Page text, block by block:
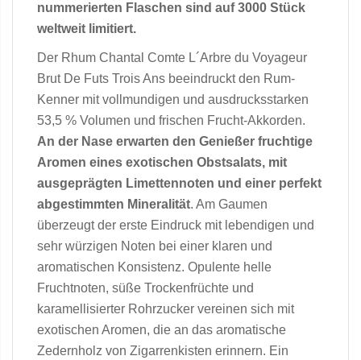
nummerierten Flaschen sind auf 3000 Stück
weltweit limitiert.
Der Rhum Chantal Comte L´Arbre du Voyageur
Brut De Futs Trois Ans beeindruckt den Rum-
Kenner mit vollmundigen und ausdrucksstarken
53,5 % Volumen und frischen Frucht-Akkorden.
An der Nase erwarten den Genießer fruchtige
Aromen eines exotischen Obstsalats, mit
ausgeprägten Limettennoten und einer perfekt
abgestimmten Mineralität. Am Gaumen
überzeugt der erste Eindruck mit lebendigen und
sehr würzigen Noten bei einer klaren und
aromatischen Konsistenz. Opulente helle
Fruchtnoten, süße Trockenfrüchte und
karamellisierter Rohrzucker vereinen sich mit
exotischen Aromen, die an das aromatische
Zedernholz von Zigarrenkisten erinnern. Ein